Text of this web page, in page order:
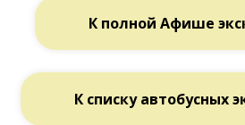
К полной Афише
К списку автобусных